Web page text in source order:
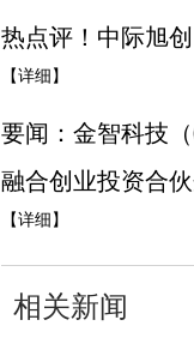
热点评！中际旭
【详细】
要闻：金智科技
融合创业投资合
【详细】
相关新闻